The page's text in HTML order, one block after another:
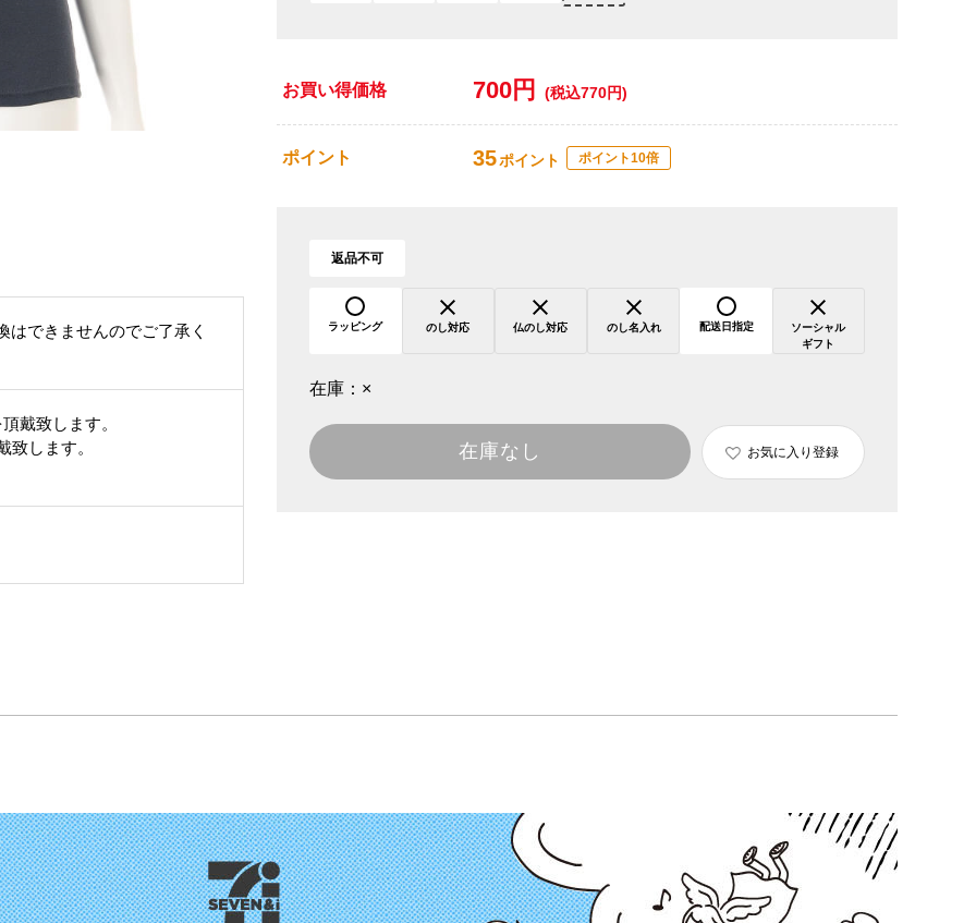
はできませんのでご了承く
戴致します。
致します。
お買い得価格 700円 (税込770円)
ポイント 35ポイント ポイント10倍
返品不可
ラッピング のし対応 仏のし対応 のし名入れ 配送日指定
ソーシャル
ギフト
在庫： ×
在庫なし お気に入り登録